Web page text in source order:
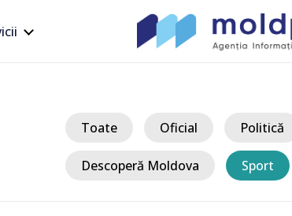
Toate Oficial Politică
Descoperă Moldova Sport